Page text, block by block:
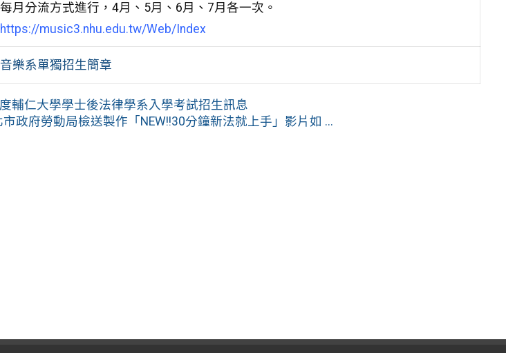
月分流方式進行，4月、5月、6月、7月各一次。
https://music3.nhu.edu.tw/Web/Index
樂系單獨招生簡章
輔仁大學學士後法律學系入學考試招生訊息
政府勞動局檢送製作「NEW!!30分鐘新法就上手」影片如 ...